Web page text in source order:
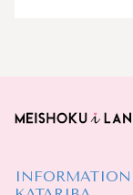
INFORMATION